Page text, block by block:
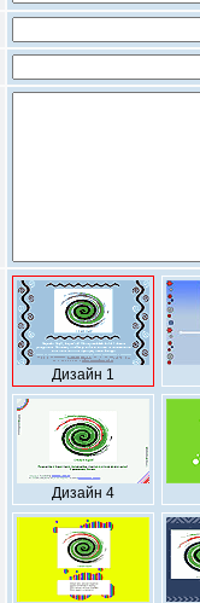
Дизайн 1
Дизайн 4